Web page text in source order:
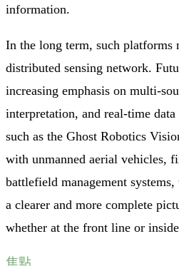
information.
In the long term, such platforms
distributed sensing network.
increasing emphasis on multi-
interpretation, and real-time
such as the Ghost Robotics
with unmanned aerial vehicles,
battlefield management
a clearer and more complete
whether at the front line or